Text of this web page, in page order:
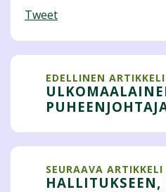
Tweet
EDELLINEN ARTIKKELI
SEURAAVA ARTIKKELI